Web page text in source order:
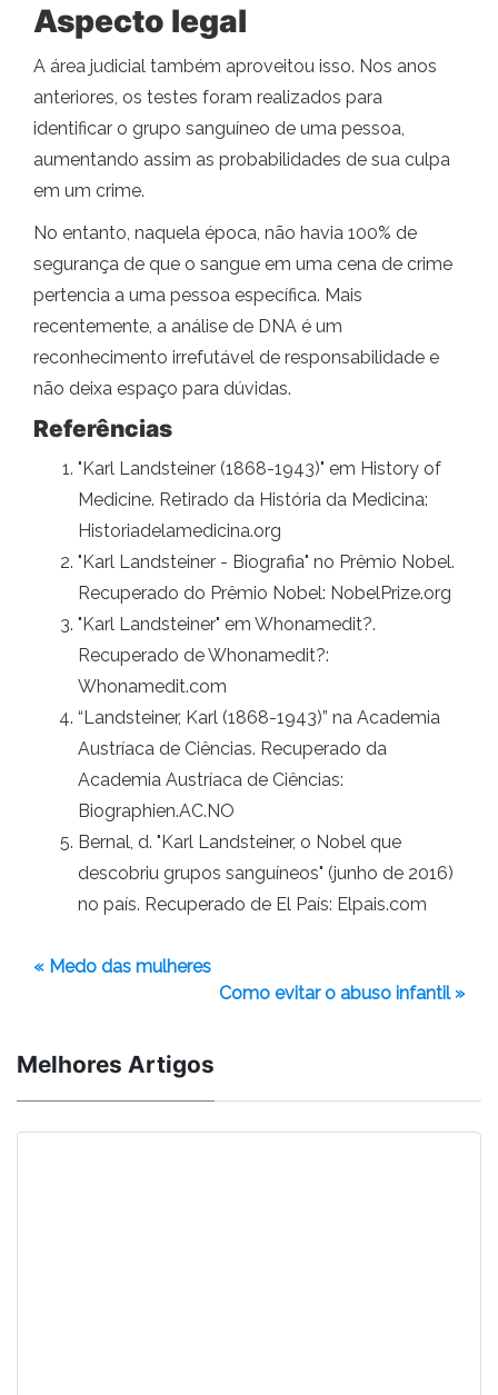
Aspecto legal
A área judicial também aproveitou isso. Nos anos
anteriores, os testes foram realizados para
identificar o grupo sanguíneo de uma pessoa,
aumentando assim as probabilidades de sua culpa
em um crime.
No entanto, naquela época, não havia 100% de
segurança de que o sangue em uma cena de crime
pertencia a uma pessoa específica. Mais
recentemente, a análise de DNA é um
reconhecimento irrefutável de responsabilidade e
não deixa espaço para dúvidas.
Referências
"Karl Landsteiner (1868-1943)" em History of
Medicine. Retirado da História da Medicina:
Historiadelamedicina.org
"Karl Landsteiner - Biografia" no Prêmio Nobel.
Recuperado do Prêmio Nobel: NobelPrize.org
"Karl Landsteiner" em Whonamedit?.
Recuperado de Whonamedit?:
Whonamedit.com
“Landsteiner, Karl (1868-1943)” na Academia
Austríaca de Ciências. Recuperado da
Academia Austríaca de Ciências:
Biographien.AC.NO
Bernal, d. "Karl Landsteiner, o Nobel que
descobriu grupos sanguíneos" (junho de 2016)
no país. Recuperado de El País: Elpais.com
« Medo das mulheres
Como evitar o abuso infantil »
Melhores Artigos